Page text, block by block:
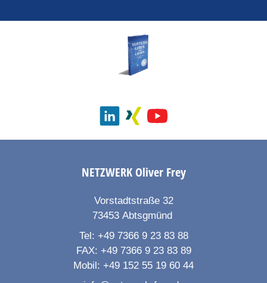
NETZWERKOliver Frey
Vorstadtstraße 32
73453 Abtsgmünd
Tel: +49 7366 9 23 83 88
FAX: +49 7366 9 23 83 89
Mobil: +49 152 55 19 60 44